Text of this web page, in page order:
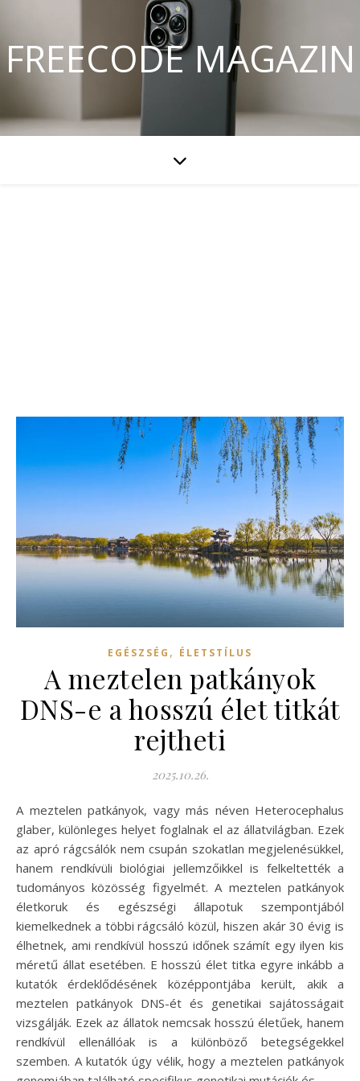
FREECODE MAGAZIN
EGÉSZSÉG , ÉLETSTÍLUS
A meztelen patkányok
DNS-e a hosszú élet titkát
rejtheti
2025.10.26.
A meztelen patkányok, vagy más néven Heterocephalus
glaber, különleges helyet foglalnak el az állatvilágban. Ezek
az apró rágcsálók nem csupán szokatlan megjelenésükkel,
hanem rendkívüli biológiai jellemzőikkel is felkeltették a
tudományos közösség figyelmét. A meztelen patkányok
életkoruk és egészségi állapotuk szempontjából
kiemelkednek a többi rágcsáló közül, hiszen akár 30 évig is
élhetnek, ami rendkívül hosszú időnek számít egy ilyen kis
méretű állat esetében. E hosszú élet titka egyre inkább a
kutatók érdeklődésének középpontjába került, akik a
meztelen patkányok DNS-ét és genetikai sajátosságait
vizsgálják. Ezek az állatok nemcsak hosszú életűek, hanem
rendkívül ellenállóak is a különböző betegségekkel
szemben. A kutatók úgy vélik, hogy a meztelen patkányok